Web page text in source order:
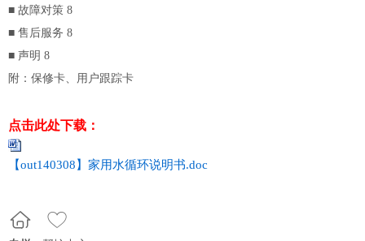
■ 故障对策 8
■ 售后服务 8
■ 声明 8
附：保修卡、用户跟踪卡
点击此处下载：
【out140308】家用水循环说明书.doc